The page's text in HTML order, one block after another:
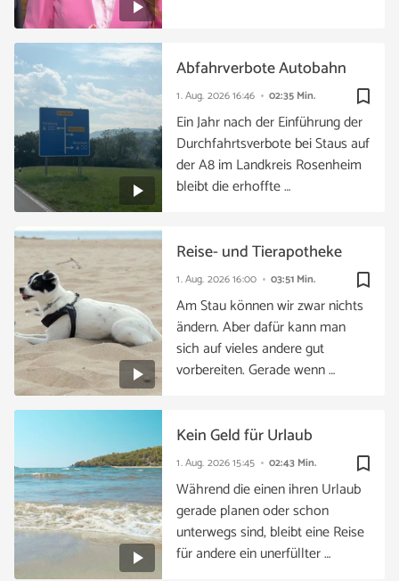
bookmark_border
1. Aug. 202616:46 02:35 Min.
Abfahrverbote Autobahn
Ein Jahr nach der Einführung der
Durchfahrtsverbote bei Staus auf
der A8 im Landkreis Rosenheim
bleibt die erhoffte …
bookmark_border
1. Aug. 202616:00 03:51 Min.
Reise- und Tierapotheke
Am Stau können wir zwar nichts
ändern. Aber dafür kann man
sich auf vieles andere gut
vorbereiten. Gerade wenn …
bookmark_border
1. Aug. 202615:45 02:43 Min.
Kein Geld für Urlaub
Während die einen ihren Urlaub
gerade planen oder schon
unterwegs sind, bleibt eine Reise
für andere ein unerfüllter …